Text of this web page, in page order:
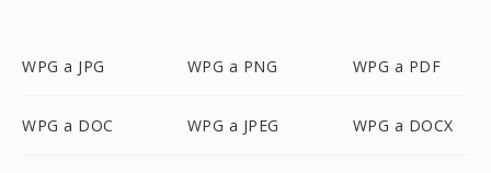
WPG a JPG WPG a PNG WPG a PDF
WPG a DOC WPG a JPEG WPG a DOCX